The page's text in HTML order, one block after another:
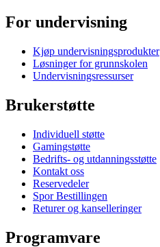
For undervisning
Kjøp undervisningsprodukter
Løsninger for grunnskolen
Undervisningsressurser
Brukerstøtte
Individuell støtte
Gamingstøtte
Bedrifts- og utdanningsstøtte
Kontakt oss
Reservedeler
Spor Bestillingen
Returer og kanselleringer
Programvare